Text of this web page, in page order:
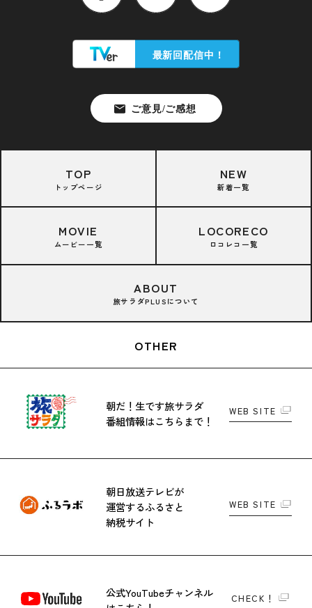
TOP
トップページ
NEW
新着一覧
MOVIE
ムービー一覧
LOCORECO
ロコレコ一覧
ABOUT
旅サラダPLUSについて
OTHER
朝だ！生です旅サラダ
番組情報はこちらまで！
WEB SITE
朝日放送テレビが
運営するふるさと
納税サイト
WEB SITE
公式YouTubeチャンネル
CHECK！